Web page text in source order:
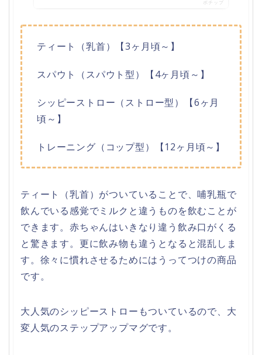
ポチップ
ティート（乳首）【3ヶ月頃～】
スパウト（スパウト型）【4ヶ月頃～】
シッピーストロー（ストロー型）【6ヶ月
頃～】
トレーニング（コップ型）【12ヶ月頃～】
ティート（乳首）がついていることで、哺乳瓶で
飲んでいる感覚でミルクと違うものを飲むことが
できます。赤ちゃんはいきなり違う飲み口がくる
と驚きます。更に飲み物も違うとなると混乱しま
す。徐々に慣れさせるためにはうってつけの商品
です。
大人気のシッピーストローもついているので、大
変人気のステップアップマグです。